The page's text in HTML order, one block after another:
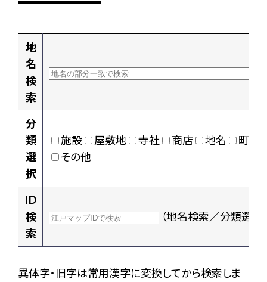
地
名
検
索
分
類
選
択
施設 屋敷地 寺社 商店 地名
町村
その他
ID
検
索
（地名検索／分類選択
異体字・旧字は常用漢字に変換してから検索しま